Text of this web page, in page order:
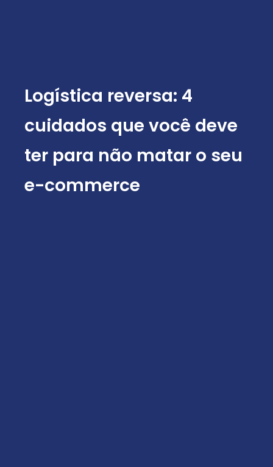
Logística reversa: 4
cuidados que você deve
ter para não matar o seu
e-commerce